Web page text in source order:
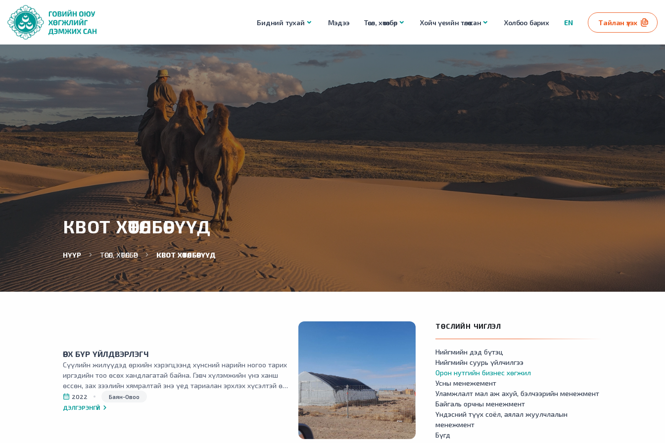
Бидний тухай Мэдээ Төсөл, хөтөлбөр Хойч үеийн төлөө сан Холбоо барих EN Тайлан үзэх
КВОТ ХӨТӨЛБӨРҮҮД
НҮҮР ТӨСӨЛ, ХӨТӨЛБӨР КВОТ ХӨТӨЛБӨРҮҮД
ӨРХ БҮР ҮЙЛДВЭРЛЭГЧ
Сүүлийн жилүүдэд өрхийн хэрэгцээнд хүнсний нарийн ногоо тарих
иргэдийн тоо өсөх хандлагатай байна. Гэвч хүлэмжийн үнэ ханш
өссөн, зах зээлийн хямралтай энэ үед тариалан эрхлэх хүсэлтэй өрх
бүр хүлэмж худалдан авч тариалалт хийхэд хүндрэлтэй байна.
2022
Баян-Овоо
ДЭЛГЭРЭНГҮЙ
ТӨСЛИЙН ЧИГЛЭЛ
Нийгмийн дэд бүтэц
Нийгмийн суурь үйлчилгээ
Орон нутгийн бизнес хөгжил
Усны менежемент
Уламжлалт мал аж ахуй, бэлчээрийн менежмент
Байгаль орчны менежмент
Үндэсний түүх соёл, аялал жуулчлалын
менежмент
Бүгд